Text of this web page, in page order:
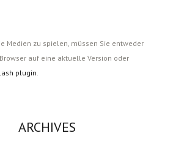
Medien zu spielen, müssen Sie entweder
auf eine aktuelle Version oder
plugin.
ARCHIVES